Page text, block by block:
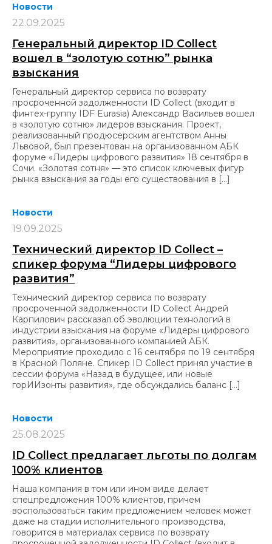
Новости
22.09.2025
Генеральный директор ID Collect
вошел в “золотую сотню” рынка
взыскания
Генеральный директор сервиса по возврату
просроченной задолженности ID Collect (входит в
финтех-группу IDF Eurasia) Александр Васильев вошел
в «золотую сотню» лидеров взыскания. Проект,
реализованный продюсерским агентством Анны
Львовой, был презентован на организованном АБК
форуме «Лидеры цифрового развития» 18 сентября в
Сочи. «Золотая сотня» — это список ключевых фигур
рынка взыскания за годы его существования в […]
Новости
19.09.2025
Технический директор ID Collect –
спикер форума “Лидеры цифрового
развития”
Технический директор сервиса по возврату
просроченной задолженности ID Collect Андрей
Карпилович рассказал об эволюции технологий в
индустрии взыскания на форуме «Лидеры цифрового
развития», организованного компанией АБК.
Мероприятие проходило с 16 сентября по 19 сентября
в Красной Поляне. Спикер ID Collect принял участие в
сессии форума «Назад в будущее, или новые
горИИзонты развития», где обсуждались баланс […]
Новости
25.08.2025
ID Collect предлагает льготы по долгам
100% клиентов
Наша компания в том или ином виде делает
спецпредложения 100% клиентов, причем
воспользоваться таким предложением человек может
даже на стадии исполнительного производства,
говорится в материалах сервиса по возврату